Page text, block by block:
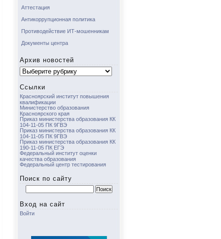
Аттестация
Антикоррупционная политика
Противодействие ИТ-мошенникам
Документы центра
Архив новостей
Архив
новостей
Ссылки
Красноярский институт повышения
квалификации
Министерство образования
Красноярского края
Приказ министерства образования КК
104-11-05 ПК 9ГВЭ
Приказ министерства образования КК
104-11-05 ПК 9ГВЭ
Приказ министерства образования КК
190-11-05 ПК ЕГЭ
Федеральный институт оценки
качества образования
Федеральный центр тестирования
Поиск по сайту
Найти:
Вход на сайт
Войти